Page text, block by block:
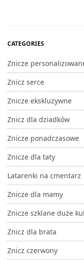
CATEGORIES
Znicze
Znicz serce
Znicze ekskluzywne
Znicz dla dziadków
Znicze ponadczasowe
Znicze dla taty
Latarenki na cmentarz
Znicze dla mamy
Znicze szklane duże
Znicz dla brata
Znicz czerwony